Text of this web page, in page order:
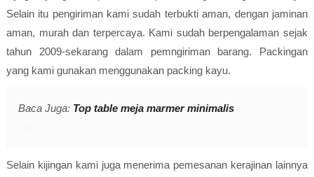
Selain itu pengiriman kami sudah terbukti aman, dengan jaminan
aman, murah dan terpercaya. Kami sudah berpengalaman sejak
tahun 2009-sekarang dalam pemngiriman barang. Packingan
yang kami gunakan menggunakan packing kayu.
Baca Juga: Top table meja marmer minimalis
Selain kijingan kami juga menerima pemesanan kerajinan lainnya